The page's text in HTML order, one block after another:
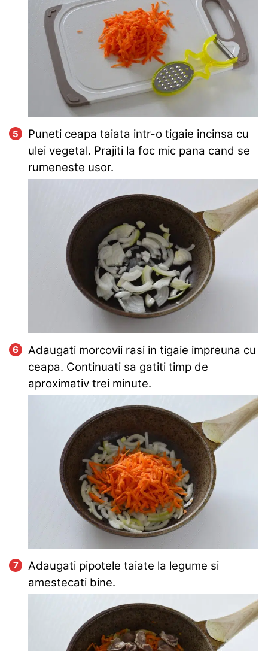
Puneti ceapa taiata intr-o tigaie incinsa cu
ulei vegetal. Prajiti la foc mic pana cand se
rumeneste usor.
Adaugati morcovii rasi in tigaie impreuna cu
ceapa. Continuati sa gatiti timp de
aproximativ trei minute.
Adaugati pipotele taiate la legume si
amestecati bine.